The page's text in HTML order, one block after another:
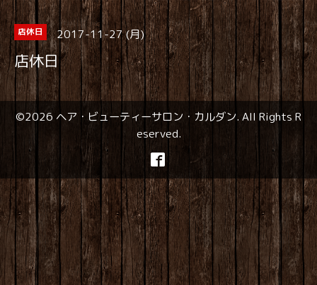
店休日 2017-11-27 (月)
店休日
©2026 ヘア・ビューティーサロン・カルダン. All Rights R
eserved.